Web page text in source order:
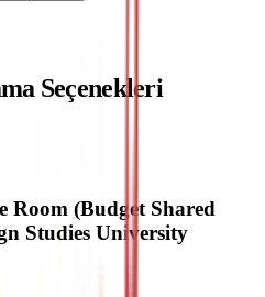
Seçenekleri
(Budget Shared
Studies University